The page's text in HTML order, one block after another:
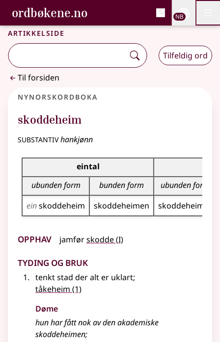
Gå til hovedinnhold
Tilgjengelighet
ordbøkene.no, Bokmålsordboka og
Bokmålsordboka og Nynorskordboka
NB
Artikkelside
Tilfeldig ord
Til forsiden
Nynorskordboka
skoddeheim
substantivhankjønn
Bøyningstabell for dette substantivet
eintal
ubunden form
bunden form
ubunden form
einskoddeheim skoddeheimen skoddeheimar
Opphav jamførskodde(1
I)
Tyding og bruk
tenkt stad der alt er uklart;
tåkeheim (1)
Døme
hun har fått nok av den akademiske
skoddeheimen;